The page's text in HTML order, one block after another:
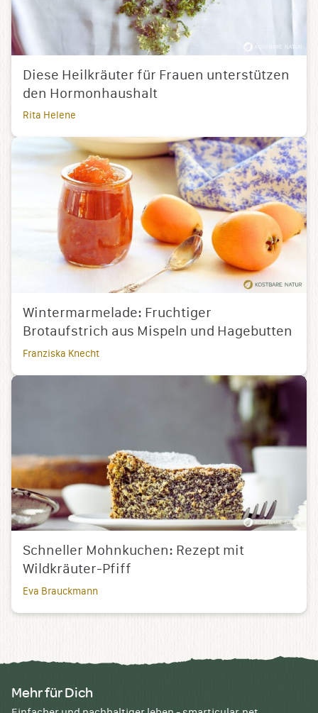
Diese Heilkräuter für Frauen unterstützen
den Hormonhaushalt
Rita Helene
Wintermarmelade: Fruchtiger
Brotaufstrich aus Mispeln und Hagebutten
Franziska Knecht
Schneller Mohnkuchen: Rezept mit
Wildkräuter-Pfiff
Eva Brauckmann
Mehr für Dich